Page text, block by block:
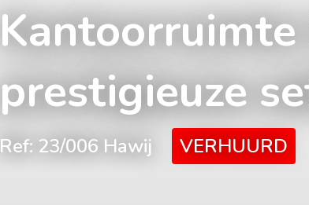
Kantoorruimte
prestigieuze
Ref: 23/006 Hawij VERHUURD